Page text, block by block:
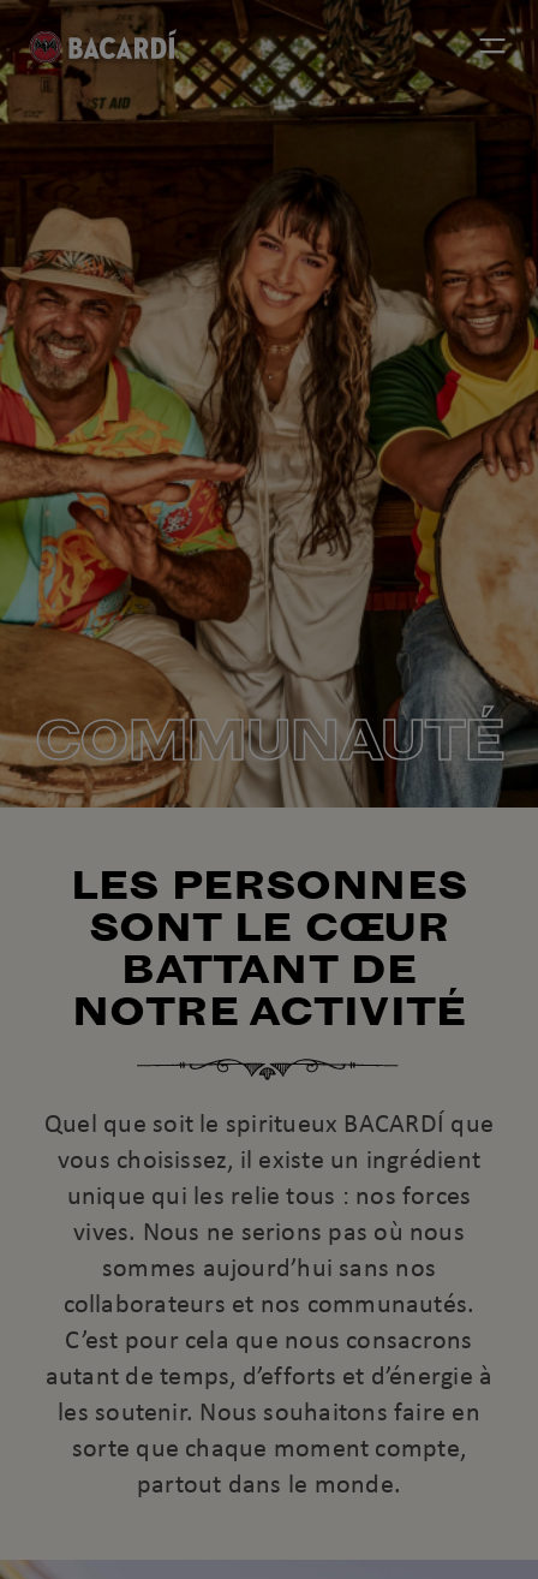
COMMUNAUTÉ
LES PERSONNES
SONT LE CŒUR
BATTANT DE
NOTRE ACTIVITÉ
Quel que soit le spiritueux BACARDÍ que
vous choisissez, il existe un ingrédient
unique qui les relie tous : nos forces
vives. Nous ne serions pas où nous
sommes aujourd’hui sans nos
collaborateurs et nos communautés.
C’est pour cela que nous consacrons
autant de temps, d’efforts et d’énergie à
les soutenir. Nous souhaitons faire en
sorte que chaque moment compte,
partout dans le monde.